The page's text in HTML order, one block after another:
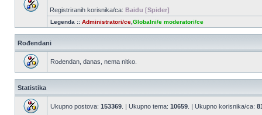
Registriranih korisnika/ca: Baidu [Spider]
Legenda :: Administratori/ce Globalni/e moderatori/ce
Rođendani
Rođendan, danas, nema nitko.
Statistika
Ukupno postova: 153369 . | Ukupno tema: 10659 . | Ukupno korisnika/ca: